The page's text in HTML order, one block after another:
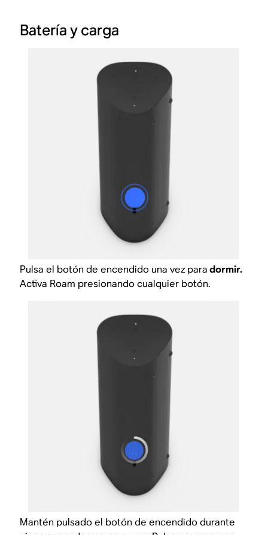
Batería y carga
Pulsa el botón de encendido una vez paradormir.
Activa Roam presionando cualquier botón.
Mantén pulsado el botón de encendido durante